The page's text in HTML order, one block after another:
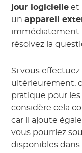
jour logicielle et
unappareil
immédiatement
résolvez la
Si vous
ultérieurement,
pratique pour les
considère cela
car il ajoute
vous pourriez
disponibles dans